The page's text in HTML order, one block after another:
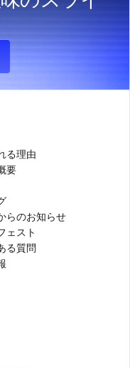
る理由
要
らのお知らせ
ェスト
る質問